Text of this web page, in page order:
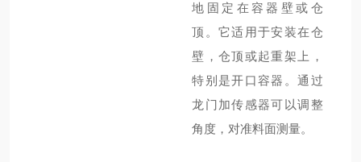
地固定在容器壁或仓
顶。它适用于安装在仓
壁，仓顶或起重架上，
特别是开口容器。通过
龙门加传感器可以调整
角度，对准料面测量。